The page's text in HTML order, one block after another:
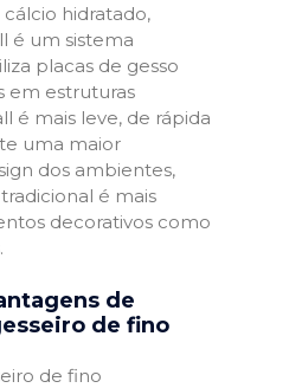
hidratado,
é um sistema
placas de gesso
em estruturas
é mais leve, de rápida
uma maior
dos ambientes,
é mais
decorativos como
de
de fino
de fino